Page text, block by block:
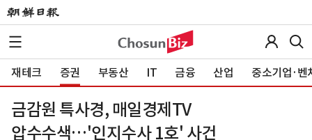
재테크 증권 부동산 IT 금융 산업 중소기업·벤
금감원 특사경, 매일경제TV
압수수색…'인지수사 1호' 사건